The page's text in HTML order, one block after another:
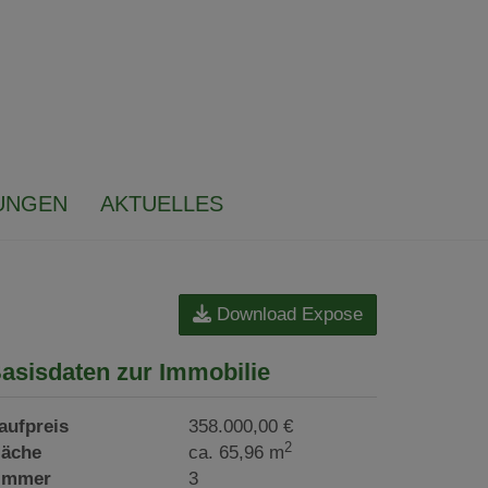
AKTUELLES
Download Expose
zur Immobilie
358.000,00 €
ca. 65,96 m2
3